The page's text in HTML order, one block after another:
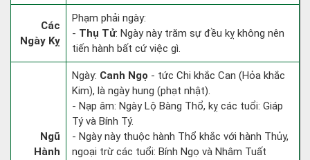
Các
Ngày Kỵ
Phạm phải ngày:
- Thụ Tử: Ngày này trăm sự đều kỵ không nên
tiến hành bất cứ việc gì.
Ngũ
Hành
Ngày: Canh Ngọ - tức Chi khắc Can (Hỏa khắc
Kim), là ngày hung (phạt nhật).
- Nạp âm: Ngày Lộ Bàng Thổ, kỵ các tuổi: Giáp
Tý và Bính Tý.
- Ngày này thuộc hành Thổ khắc với hành Thủy,
ngoại trừ các tuổi: Bính Ngọ và Nhâm Tuất